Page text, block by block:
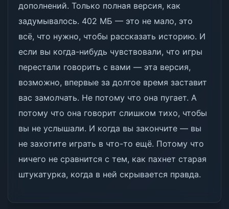
дополнений. Только полная версия, как
задумывалось. 402 МБ — это не мало, это
всё, что нужно, чтобы рассказать историю. И
если вы когда-нибудь чувствовали, что игры
перестали говорить с вами — эта версия,
возможно, впервые за долгое время заставит
вас замолчать. Не потому что она пугает. А
потому что она говорит слишком тихо, чтобы
вы не услышали. И когда вы закончите — вы
не захотите играть в что-то ещё. Потому что
ничего не сравнится с тем, как пахнет старая
штукатурка, когда в ней скрывается правда.